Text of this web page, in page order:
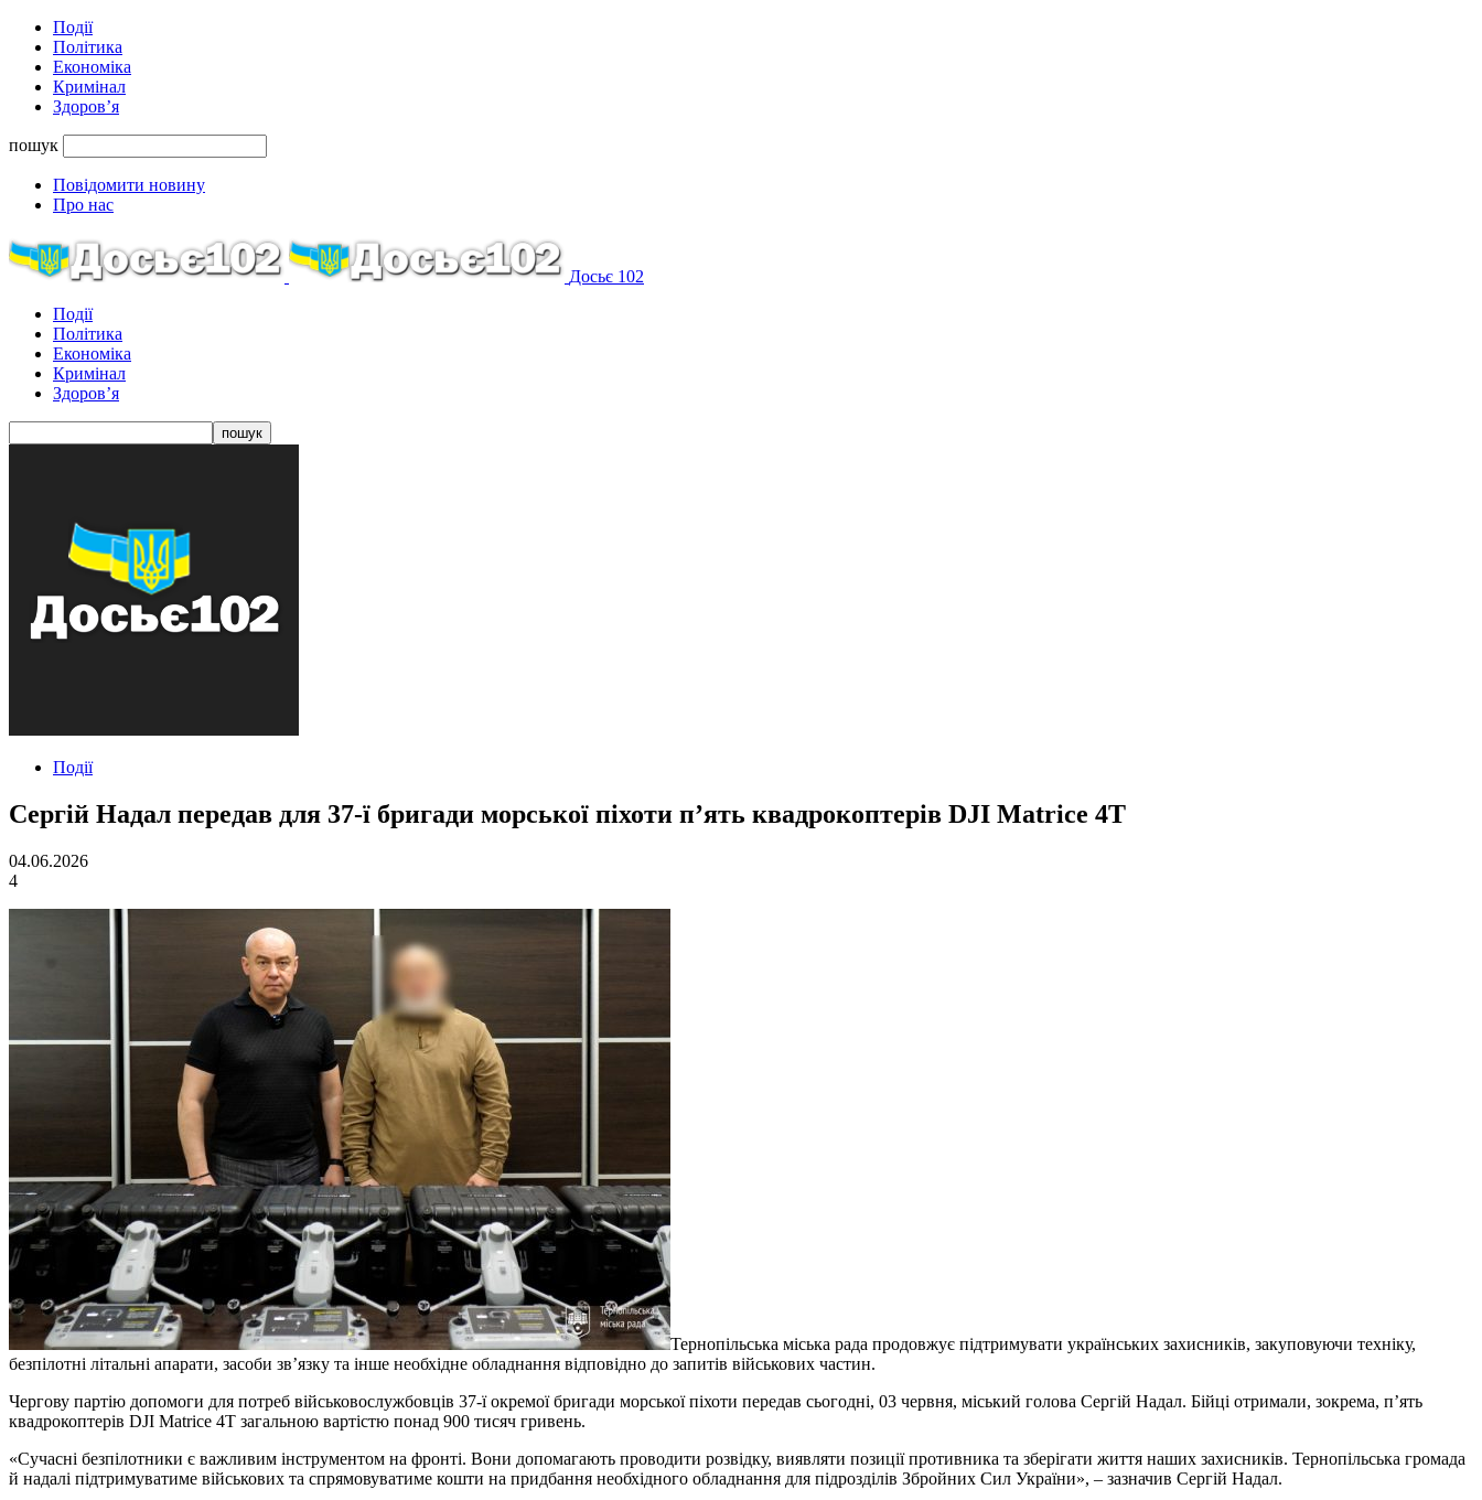
Події
Політика
Економіка
Кримінал
Здоров’я
пошук
Повідомити новину
Про нас
Досьє 102
Події
Політика
Економіка
Кримінал
Здоров’я
Події
Сергій Надал передав для 37-ї бригади морської піхоти п’ять квадрокоптерів DJI Matrice 4Т
04.06.2026
4
Тернопільська міська рада продовжує підтримувати українських захисників, закуповуючи техніку,
безпілотні літальні апарати, засоби зв’язку та інше необхідне обладнання відповідно до запитів військових частин.
Чергову партію допомоги для потреб військовослужбовців 37-ї окремої бригади морської піхоти передав сьогодні, 03 червня, міський голова Сергій Надал. Бійці отримали, зокрема, п’ять
квадрокоптерів DJI Matrice 4Т загальною вартістю понад 900 тисяч гривень.
«Сучасні безпілотники є важливим інструментом на фронті. Вони допомагають проводити розвідку, виявляти позиції противника та зберігати життя наших захисників. Тернопільська громада
й надалі підтримуватиме військових та спрямовуватиме кошти на придбання необхідного обладнання для підрозділів Збройних Сил України», – зазначив Сергій Надал.